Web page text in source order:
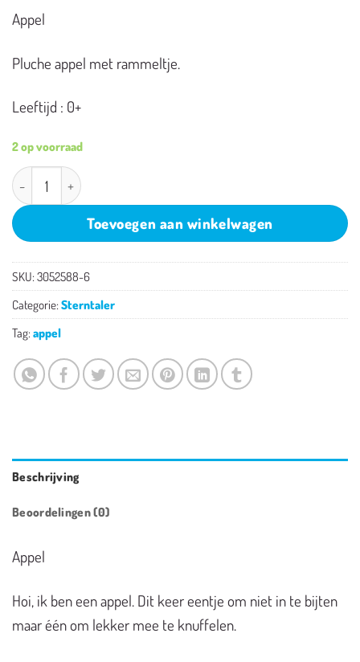
Appel
Pluche appel met rammeltje.
Leeftijd : 0+
2 op voorraad
Sterntaler Appel aantal
Toevoegen aan winkelwagen
SKU: 3052588-6
Categorie: Sterntaler
Tag: appel
Beschrijving
Beoordelingen (0)
Appel
Hoi, ik ben een appel. Dit keer eentje om niet in te bijten
maar één om lekker mee te knuffelen.